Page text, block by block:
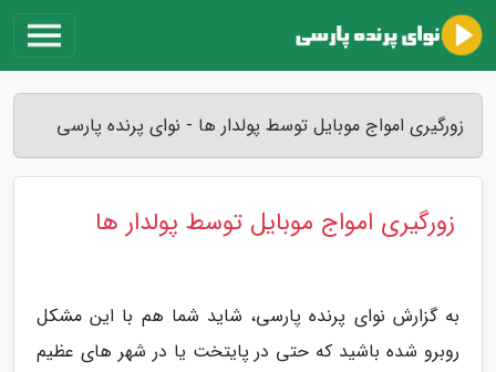
زورگیری امواج موبایل توسط پولدار ها - نوای پرنده پارسی
زورگیری امواج موبایل توسط پولدار ها
به گزارش نوای پرنده پارسی، شاید شما هم با این مشکل
روبرو شده باشید که حتی در پایتخت یا در شهر های عظیم